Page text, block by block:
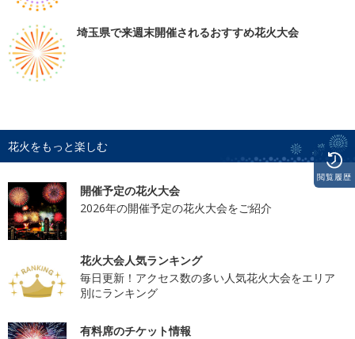
埼玉県で来週末開催されるおすすめ花火大会
花火をもっと楽しむ
開催予定の花火大会
2026年の開催予定の花火大会をご紹介
花火大会人気ランキング
毎日更新！アクセス数の多い人気花火大会をエリア
別にランキング
有料席のチケット情報
閲覧履歴